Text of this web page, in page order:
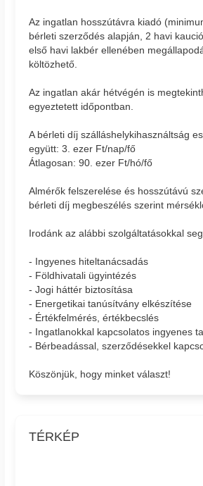
Az ingatlan hosszútávra kiadó
bérleti szerződés alapján, 2 havi
első havi lakbér ellenében
költözhető.
Az ingatlan akár hétvégén is
egyeztetett időpontban.
A bérleti díj szálláshelykihasználtság
együtt: 3. ezer Ft/nap/fő
Átlagosan: 90. ezer Ft/hó/fő
Almérők felszerelése és hosszútávú
bérleti díj megbeszélés szerint
Irodánk az alábbi szolgáltatásokkal
- Ingyenes hiteltanácsadás
- Földhivatali ügyintézés
- Jogi háttér biztosítása
- Energetikai tanúsítvány elkészítése
- Értékfelmérés, értékbecslés
- Ingatlanokkal kapcsolatos ingyenes
- Bérbeadással, szerződésekkel
Köszönjük, hogy minket választ!
TÉRKÉP